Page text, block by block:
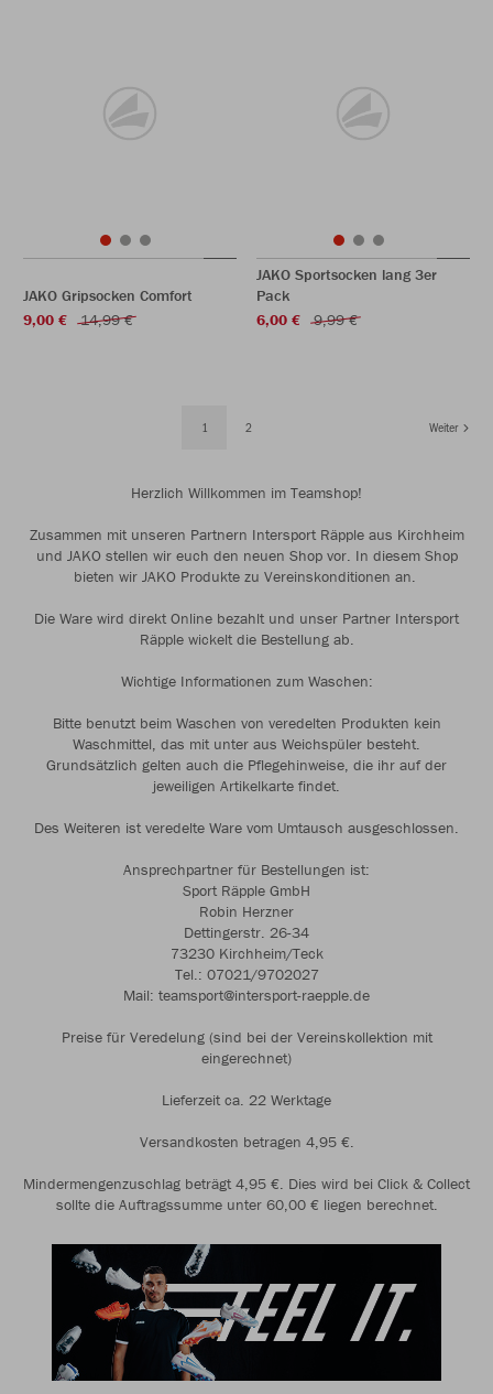
JAKO Gripsocken Comfort
9,00 €
14,99 €
JAKO Sportsocken lang 3er
Pack
6,00 €
9,99 €
1 2 Weiter
Herzlich Willkommen im Teamshop!
Zusammen mit unseren Partnern Intersport Räpple aus Kirchheim
und JAKO stellen wir euch den neuen Shop vor. In diesem Shop
bieten wir JAKO Produkte zu Vereinskonditionen an.
Die Ware wird direkt Online bezahlt und unser Partner Intersport
Räpple wickelt die Bestellung ab.
Wichtige Informationen zum Waschen:
Bitte benutzt beim Waschen von veredelten Produkten kein
Waschmittel, das mit unter aus Weichspüler besteht.
Grundsätzlich gelten auch die Pflegehinweise, die ihr auf der
jeweiligen Artikelkarte findet.
Des Weiteren ist veredelte Ware vom Umtausch ausgeschlossen.
Ansprechpartner für Bestellungen ist:
Sport Räpple GmbH
Robin Herzner
Dettingerstr. 26-34
73230 Kirchheim/Teck
Tel.: 07021/9702027
Mail: teamsport@intersport-raepple.de
Preise für Veredelung (sind bei der Vereinskollektion mit
eingerechnet)
Lieferzeit ca. 22 Werktage
Versandkosten betragen 4,95 €.
Mindermengenzuschlag beträgt 4,95 €. Dies wird bei Click & Collect
sollte die Auftragssumme unter 60,00 € liegen berechnet.